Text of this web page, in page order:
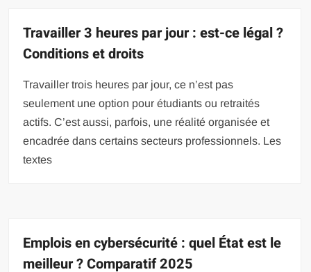
Travailler 3 heures par jour : est-ce légal ?
Conditions et droits
Travailler trois heures par jour, ce n’est pas
seulement une option pour étudiants ou retraités
actifs. C’est aussi, parfois, une réalité organisée et
encadrée dans certains secteurs professionnels. Les
textes
Emplois en cybersécurité : quel État est le
meilleur ? Comparatif 2025